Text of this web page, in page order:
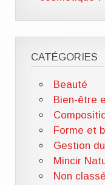
CATÉGORIES
Beauté
Bien-être
Forme et
Gestion
Mincir
Non classé